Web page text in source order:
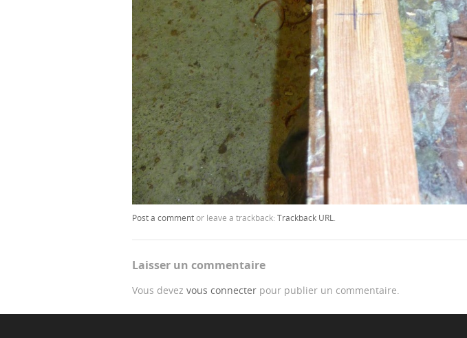
Post a commentor leave a trackback: Trackback URL
Laisser un commentaire
Vous devez vous connecter pour publier un commentaire.